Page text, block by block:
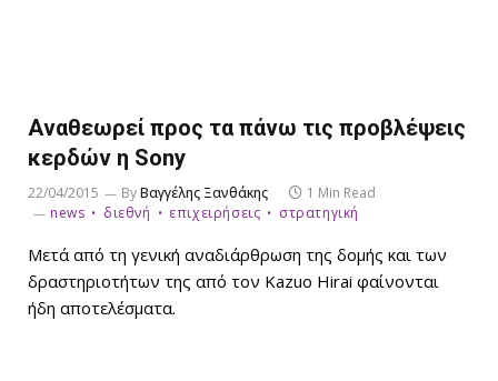
Αναθεωρεί προς τα πάνω τις προβλέψεις
κερδών η Sony
22/04/2015 ByΒαγγέλης Ξανθάκης
1 Min Read
news
διεθνή επιχειρήσεις στρατηγική
Μετά από τη γενική αναδιάρθρωση της δομής και των
δραστηριοτήτων της από τον Kazuo Hirai φαίνονται
ήδη αποτελέσματα.